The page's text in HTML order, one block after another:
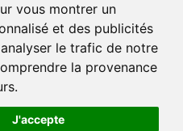
vous montrer un
et des publicités
le trafic de notre
la provenance
J'accepte
en ligne et choisissez le retrait
en toute simplicité.
offrir une expérience pratique,
en ligne, au service de votre